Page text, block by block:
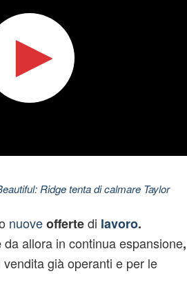
Ridge tenta di calmare Taylor
nuove offertedi lavoro.
da allora in continua espansione,
vendita già operanti e per le